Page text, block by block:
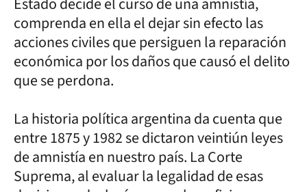
comprenda en ella el dejar sin efecto las
acciones civiles que persiguen la reparación
económica por los daños que causó el delito
que se perdona.
La historia política argentina da cuenta que
entre 1875 y 1982 se dictaron veintiún leyes
de amnistía en nuestro país. La Corte
Suprema, al evaluar la legalidad de esas